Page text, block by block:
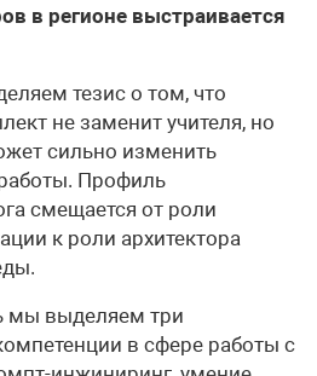
в регионе выстраивается
тезис о том, что
не заменит учителя, но
сильно изменить
Профиль
смещается от роли
к роли архитектора
мы выделяем три
в сфере работы с